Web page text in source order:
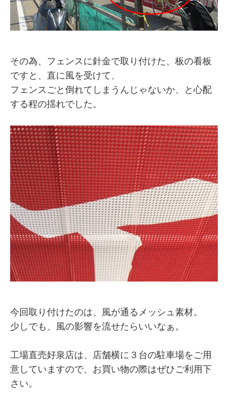
その為、フェンスに針金で取り付けた、板の看板
ですと、直に風を受けて、
フェンスごと倒れてしまうんじゃないか、と心配
する程の揺れでした。
今回取り付けたのは、風が通るメッシュ素材。
少しでも、風の影響を流せたらいいなぁ。
工場直売好泉店は、店舗横に３台の駐車場をご用
意していますので、お買い物の際はぜひご利用下
さい。